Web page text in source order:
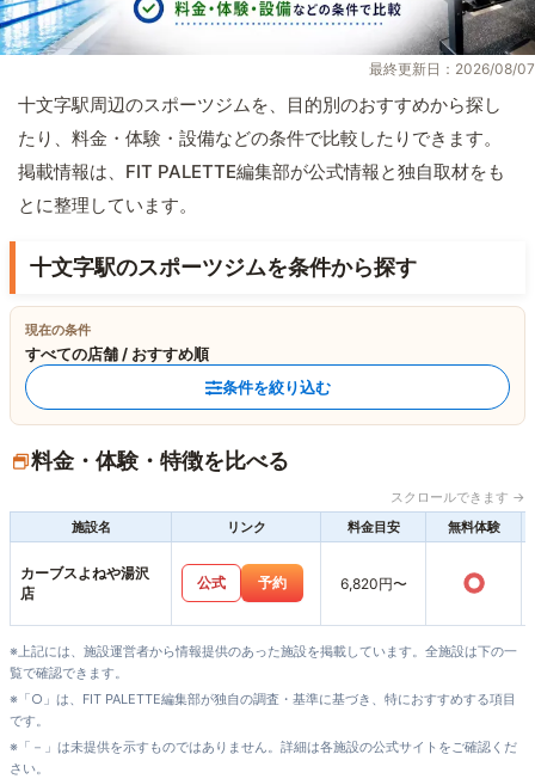
最終更新日：2026/08/07
十文字駅周辺のスポーツジムを、目的別のおすすめから探し
たり、料金・体験・設備などの条件で比較したりできます。
掲載情報は、FIT PALETTE編集部が公式情報と独自取材をも
とに整理しています。
十文字駅のスポーツジムを条件から探す
現在の条件
すべての店舗 / おすすめ順
条件を絞り込む
料金・体験・特徴を比べる
スクロールできます →
施設名
リンク 料金目安 無料体験
カーブスよねや湯沢
店
公式 予約 6,820円〜 ○
※上記には、施設運営者から情報提供のあった施設を掲載しています。全施設は下の一
覧で確認できます。
※「○」は、FIT PALETTE編集部が独自の調査・基準に基づき、特におすすめする項目
です。
※「－」は未提供を示すものではありません。詳細は各施設の公式サイトをご確認くだ
さい。